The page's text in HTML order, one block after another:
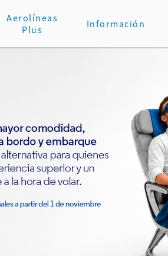
Aerolíneas
Plus
Información